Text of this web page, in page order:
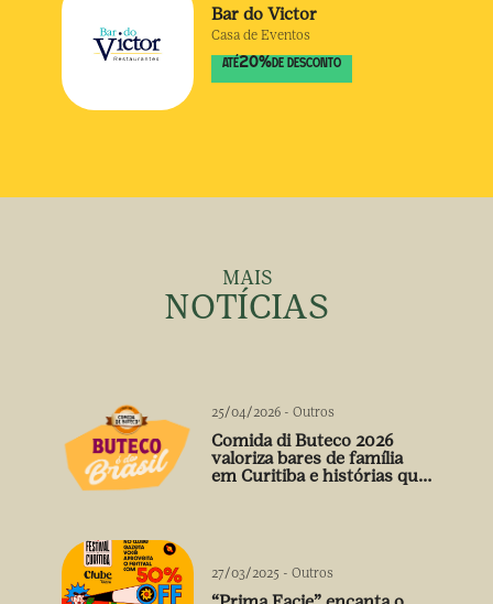
Bar do Victor
Casa de Eventos
ATÉ20% DE DESCONTO
MAIS
NOTÍCIAS
25/04/2026 - Outros
Comida di Buteco 2026
valoriza bares de família
em Curitiba e histórias que
27/03/2025 - Outros